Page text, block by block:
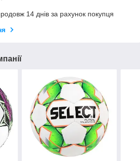
14 днів за рахунок покупця